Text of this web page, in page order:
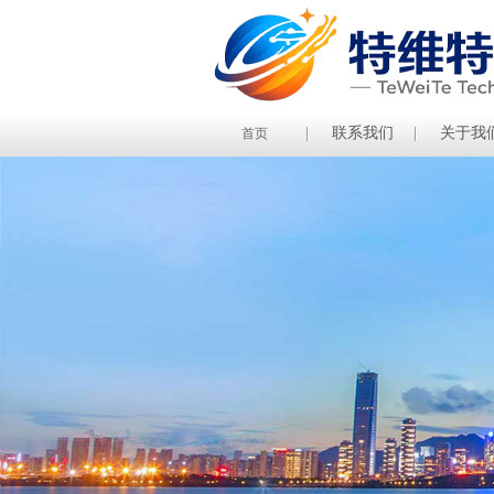
首页 联系我们 关于我